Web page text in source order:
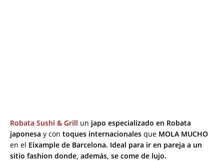
Robata Sushi & Grill un japo especializado en Robata
japonesa y con toques internacionales que MOLA MUCHO
en el Eixample de Barcelona. Ideal para ir en pareja a un
sitio fashion donde, además, se come de lujo.